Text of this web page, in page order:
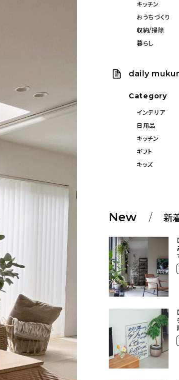
キッチン
おうちづくり
収納/掃除
暮らし
daily
Category
インテリア
日用品
キッチン
ギフト
キッズ
New 新